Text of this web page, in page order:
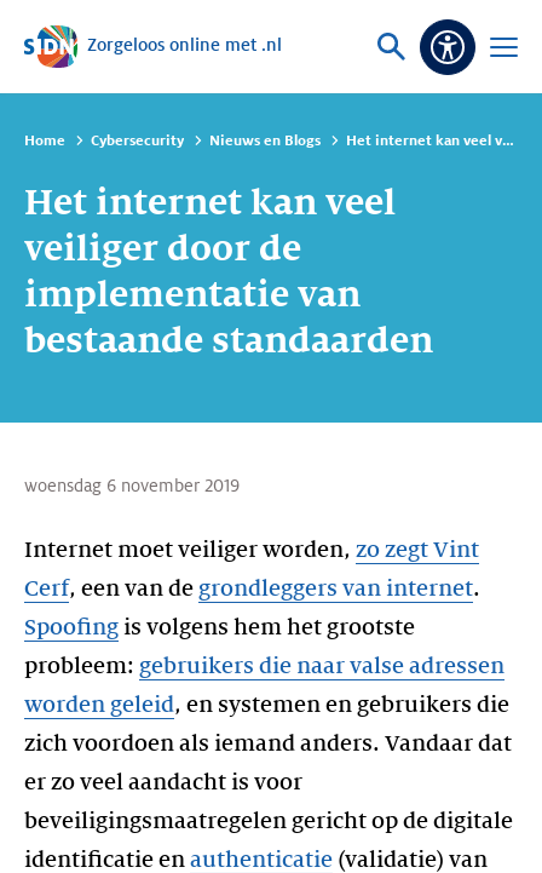
Sla navigatie over
Zorgeloos online met .nl
Vraag
Open
Home Cybersecurity Nieuws en Blogs Het internet kan veel veiliger door de implementatie van bestaande standaarden
Het internet kan veel
veiliger door de
implementatie van
bestaande standaarden
woensdag 6 november 2019
Internet moet veiliger worden, zo zegt Vint
Cerf, een van de grondleggers van internet.
Spoofing is volgens hem het grootste
probleem: gebruikers die naar valse adressen
worden geleid, en systemen en gebruikers die
zich voordoen als iemand anders. Vandaar dat
er zo veel aandacht is voor
beveiligingsmaatregelen gericht op de digitale
identificatie en authenticatie (validatie) van